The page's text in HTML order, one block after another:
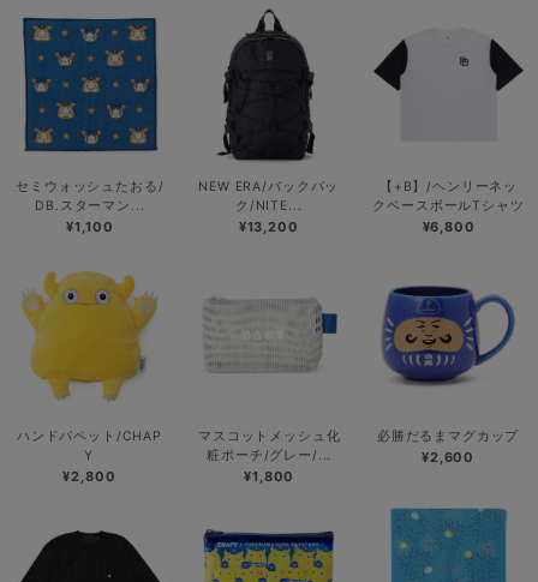
セミウォッシュたおる/
DB.スターマン...
¥1,100
NEW ERA/バックパッ
ク/NITE...
¥13,200
【+B】/ヘンリーネッ
クベースボールTシャツ
¥6,800
ハンドパペット/CHAP
Y
¥2,800
マスコットメッシュ化
粧ポーチ/グレー/...
¥1,800
必勝だるまマグカップ
¥2,600